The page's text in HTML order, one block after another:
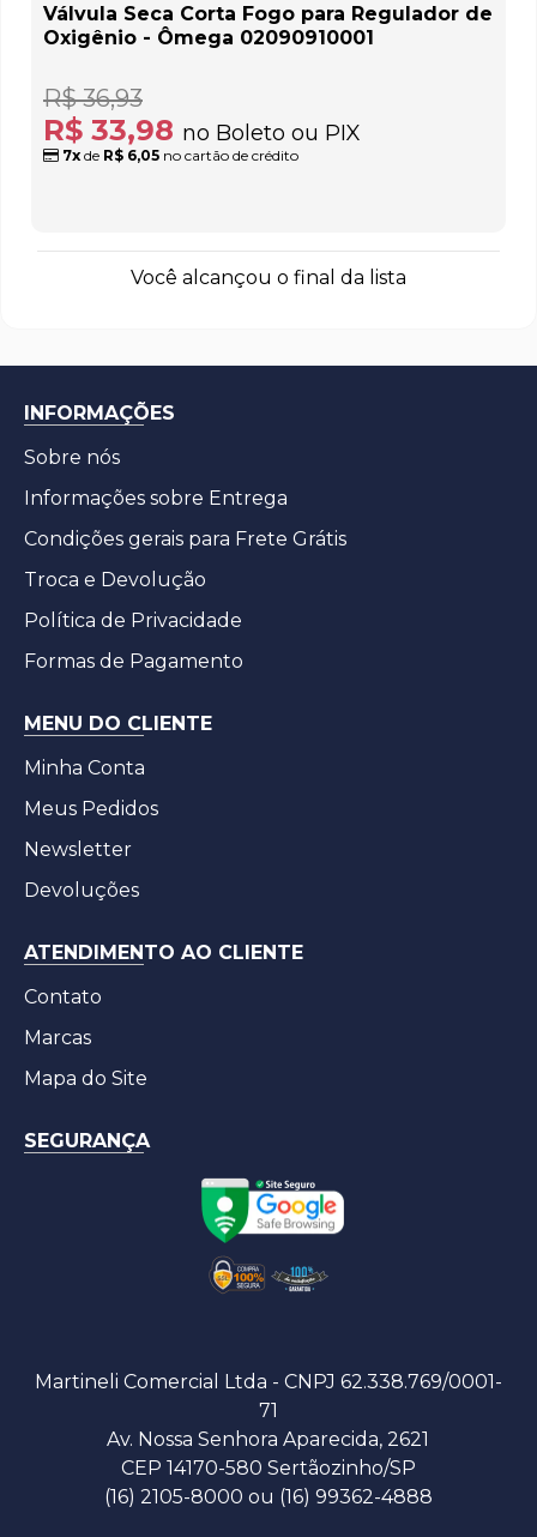
Válvula Seca Corta Fogo para Regulador de
Oxigênio - Ômega 02090910001
R$ 33,98 no Boleto ou PIX
R$ 36,93
7x de R$ 6,05 no cartão de crédito
Você alcançou o final da lista
INFORMAÇÕES
Sobre nós
Informações sobre Entrega
Condições gerais para Frete Grátis
Troca e Devolução
Política de Privacidade
Formas de Pagamento
MENU DO CLIENTE
Minha Conta
Meus Pedidos
Newsletter
Devoluções
ATENDIMENTO AO CLIENTE
Contato
Marcas
Mapa do Site
SEGURANÇA
Martineli Comercial Ltda - CNPJ 62.338.769/0001-
71
Av. Nossa Senhora Aparecida, 2621
CEP 14170-580 Sertãozinho/SP
(16) 2105-8000 ou (16) 99362-4888